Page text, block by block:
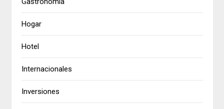
Hogar
Hotel
Internacionales
Inversiones